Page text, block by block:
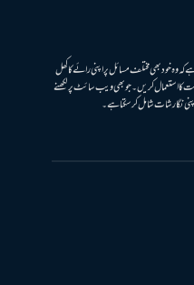
وہ خود بھی مختلف مسائل پر اپنی رائے کا کھل
کا استعمال کریں۔ جو بھی ویب سائٹ پر لکھنے
اپنی نگارشات شامل کرسکتا ہے۔